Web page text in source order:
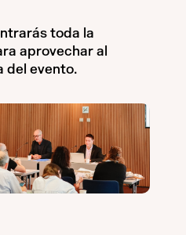
toda la
aprovechar al
del evento.